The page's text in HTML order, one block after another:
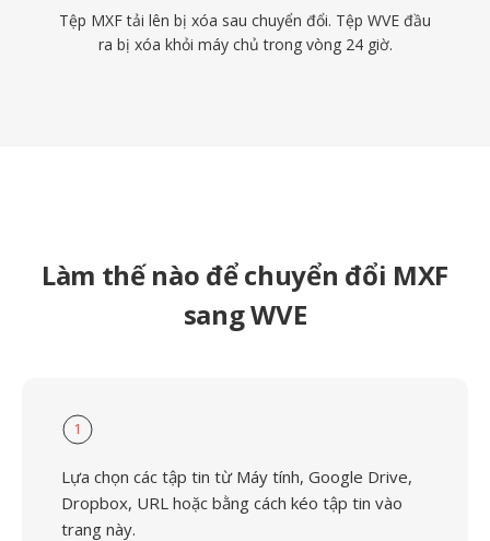
Tệp MXF tải lên bị xóa sau chuyển đổi. Tệp WVE đầu
ra bị xóa khỏi máy chủ trong vòng 24 giờ.
Làm thế nào để chuyển đổi MXF
sang WVE
1
Lựa chọn các tập tin từ Máy tính, Google Drive,
Dropbox, URL hoặc bằng cách kéo tập tin vào
trang này.